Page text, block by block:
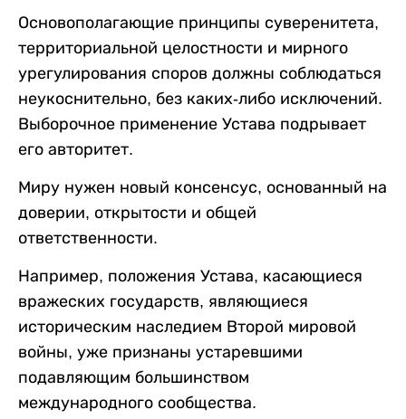
Основополагающие принципы суверенитета,
территориальной целостности и мирного
урегулирования споров должны соблюдаться
неукоснительно, без каких-либо исключений.
Выборочное применение Устава подрывает
его авторитет.
Миру нужен новый консенсус, основанный на
доверии, открытости и общей
ответственности.
Например, положения Устава, касающиеся
вражеских государств, являющиеся
историческим наследием Второй мировой
войны, уже признаны устаревшими
подавляющим большинством
международного сообщества.